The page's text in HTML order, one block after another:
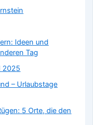
Ideen und
Tag
2025
– Urlaubstage
5 Orte, die den